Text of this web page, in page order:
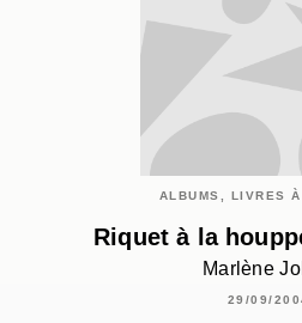
ALBUMS, LIVRES À
Riquet à la
Marlène
29/09/